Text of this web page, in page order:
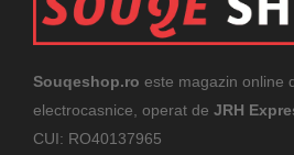
Souqeshop.ro este magazin online
electrocasnice, operat de JRH
CUI: RO40137965